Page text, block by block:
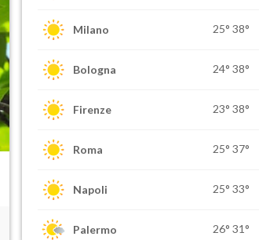
Milano 25° 38°
Bologna 24° 38°
Firenze 23° 38°
Roma 25° 37°
Napoli 25° 33°
Palermo 26° 31°